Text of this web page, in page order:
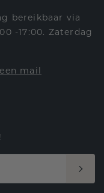
bereikbaar via
-17:00. Zaterdag
mail